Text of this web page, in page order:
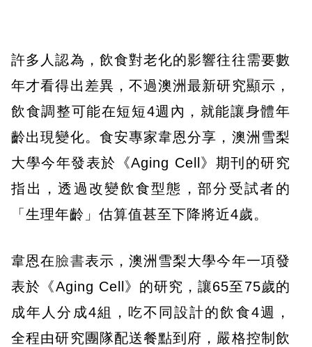
許多人認為，飲食對老化的影響往往需要數
年才看得出差異，不過澳洲最新研究顯示，
飲食調整可能在短短4週內，就能讓身體年
齡出現變化。食安專家韋恩分享，澳洲雪梨
大學今年發表於《Aging Cell》期刊的研究
指出，透過改變飲食型態，部分受試者的
「生理年齡」估算值甚至下降將近4歲。
韋恩在臉書表示，澳洲雪梨大學今年一項發
表於《Aging Cell》的研究，讓65至75歲的
成年人分成4組，吃不同設計的飲食4週，
全程由研究團隊配送餐點到府，嚴格控制飲